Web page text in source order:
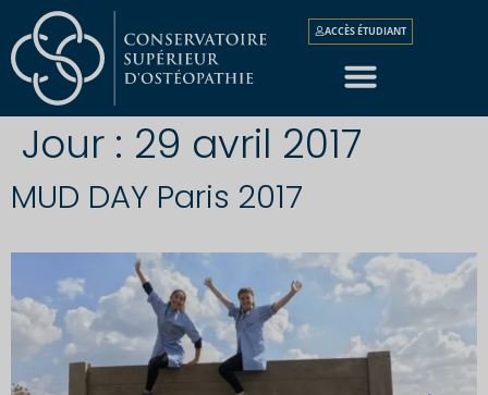
ACCÈS ÉTUDIANT
Jour : 29 avril 2017
MUD DAY Paris 2017